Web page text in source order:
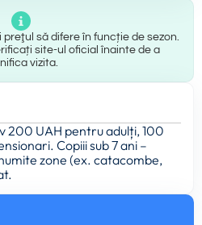
să difere în funcție de sezon.
site-ul oficial înainte de a
vizita.
200 UAH pentru adulți, 100
Copiii sub 7 ani –
zone (ex. catacombe,